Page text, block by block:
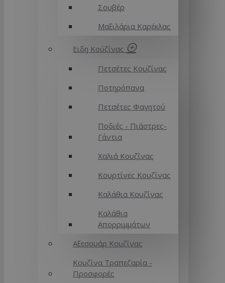
Σουβέρ
Μαξιλάρια Καρέκλας
Ειδη Κούζίνας
Πετσέτες Κουζίνας
Ποτηρόπανα
Πετσέτες Φαγητού
Ποδιές - Πιάστρες-
Γάντια
Χαλιά Κουζίνας
Κουρτίνες Κουζίνας
Καλάθια Κουζίνας
Καλάθια
Απορριμμάτων
Αξεσουάρ Κουζίνας
Κουζίνα Τραπεζαρία -
Προσφορές